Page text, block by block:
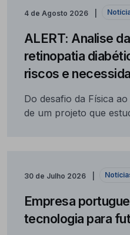
4 de Agosto 2026
ALERT: Analise
retinopatia
riscos e
Do desafio da Física
de um projeto que
30 de Julho 2026
Empresa
tecnologia para